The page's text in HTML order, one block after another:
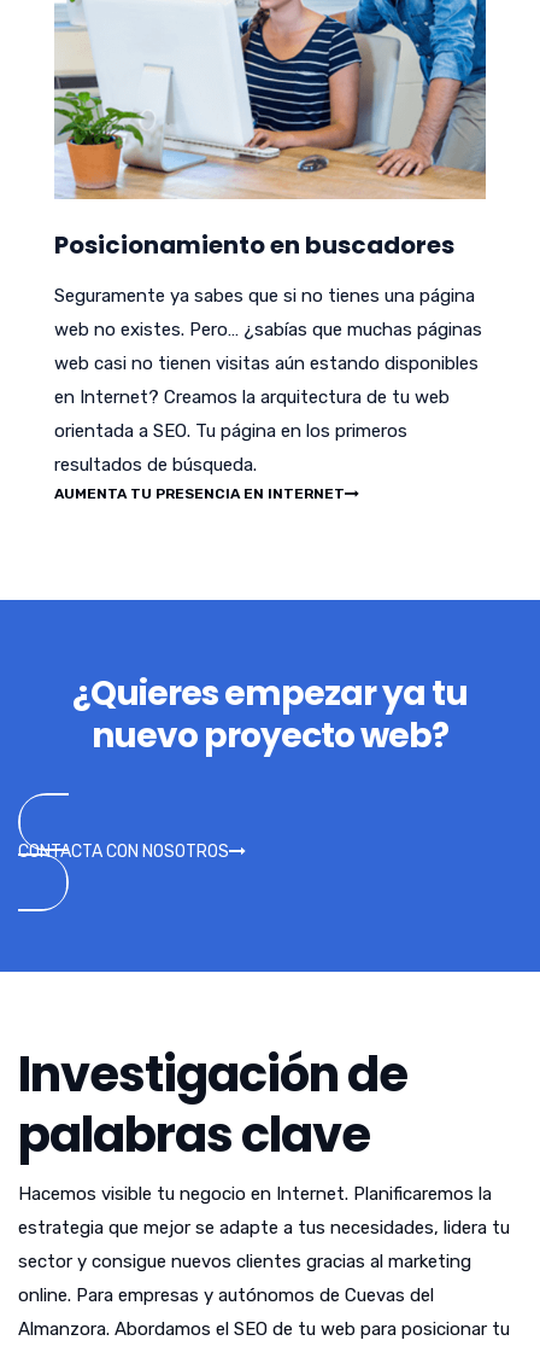
Posicionamiento en buscadores
Seguramente ya sabes que si no tienes una página
web no existes. Pero… ¿sabías que muchas páginas
web casi no tienen visitas aún estando disponibles
en Internet? Creamos la arquitectura de tu web
orientada a SEO. Tu página en los primeros
resultados de búsqueda.
AUMENTA TU PRESENCIA EN INTERNET
¿Quieres empezar ya tu
nuevo proyecto web?
CONTACTA CON NOSOTROS
Investigación de
palabras clave
Hacemos visible tu negocio en Internet. Planificaremos la
estrategia que mejor se adapte a tus necesidades, lidera tu
sector y consigue nuevos clientes gracias al marketing
online. Para empresas y autónomos de Cuevas del
Almanzora. Abordamos el SEO de tu web para posicionar tu